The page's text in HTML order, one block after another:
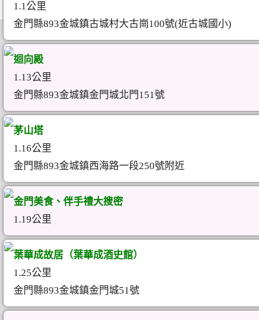
1.1公里
金門縣893金城鎮古城村大古崗100號(近古城國小)
迴向殿
1.13公里
金門縣893金城鎮金門城北門151號
茅山塔
1.16公里
金門縣893金城鎮西海路一段250號附近
金門美食、伴手禮大搜密
1.19公里
葉華成故居（葉華成酒史館）
1.25公里
金門縣893金城鎮金門城51號